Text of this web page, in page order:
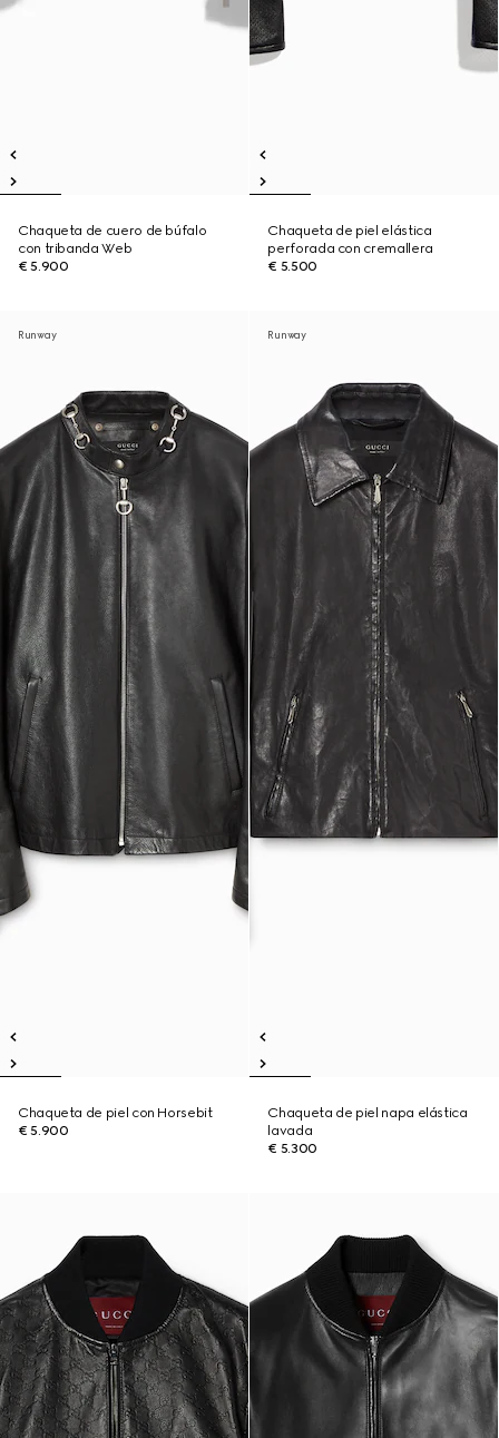
Chaqueta de cuero de búfalo
con tribanda Web
€ 5.900
Chaqueta de piel elástica
perforada con cremallera
€ 5.500
Runway
Chaqueta de piel con Horsebit
€ 5.900
Runway
Chaqueta de piel napa elástica
lavada
€ 5.300